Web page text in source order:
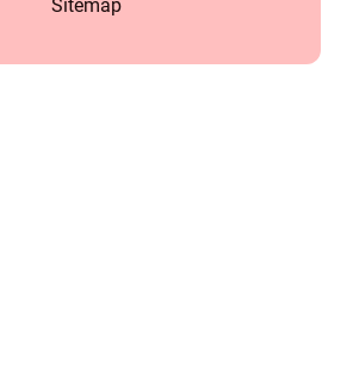
Sitemap